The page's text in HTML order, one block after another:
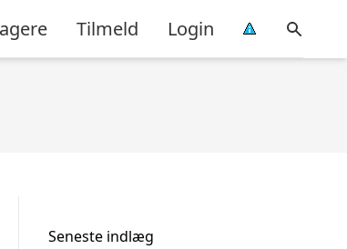
Tilmeld Login
Seneste indlæg